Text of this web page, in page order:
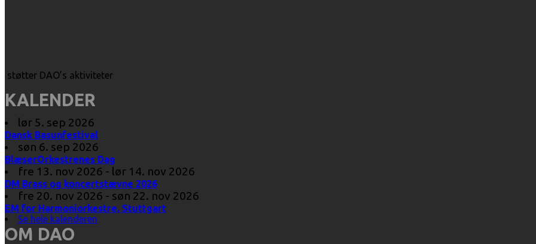
støtter DAO’s aktiviteter
KALENDER
lør 5. sep 2026
Dansk Basunfestival
søn 6. sep 2026
BlæserOrkestrenes Dag
fre 13. nov 2026 - lør 14. nov 2026
DM Brass og koncertstævne 2026
fre 20. nov 2026 - søn 22. nov 2026
EM for Harmoniorkestre, Stuttgart
Se hele kalenderen
OM DAO